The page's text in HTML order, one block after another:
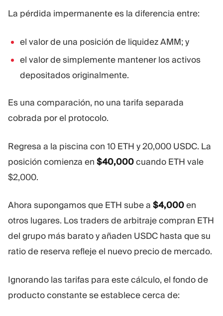
La pérdida impermanente es la diferencia entre:
el valor de una posición de liquidez AMM; y
el valor de simplemente mantener los activos
depositados originalmente.
Es una comparación, no una tarifa separada
cobrada por el protocolo.
Regresa a la piscina con 10 ETH y 20,000 USDC. La
posición comienza en $40,000cuando ETH vale
$2,000.
Ahora supongamos que ETH sube a $4,000en
otros lugares. Los traders de arbitraje compran ETH
del grupo más barato y añaden USDC hasta que su
ratio de reserva refleje el nuevo precio de mercado.
Ignorando las tarifas para este cálculo, el fondo de
producto constante se establece cerca de: